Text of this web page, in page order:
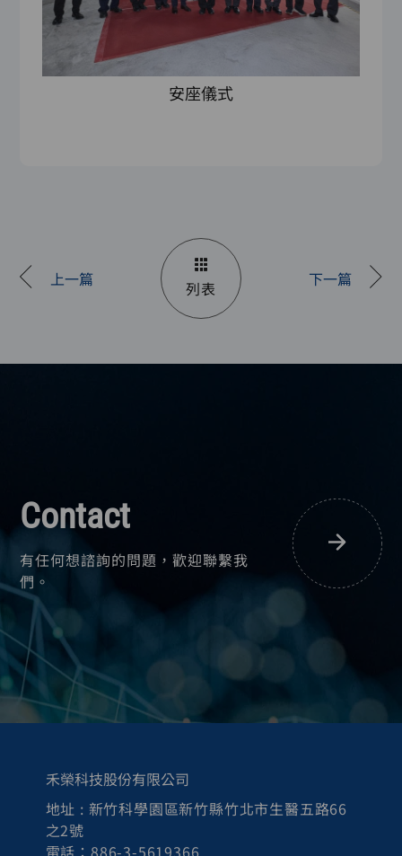
安座儀式
上一篇 列表 下一篇
Contact
有任何想諮詢的問題，歡迎聯繫我
們。
禾榮科技股份有限公司
地址 : 新竹科學園區新竹縣竹北市生醫五路66
之2號
電話：886-3-5619366